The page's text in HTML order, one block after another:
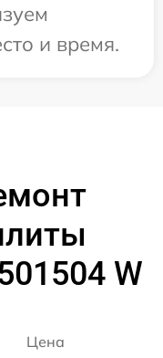
и время.
W
Цена